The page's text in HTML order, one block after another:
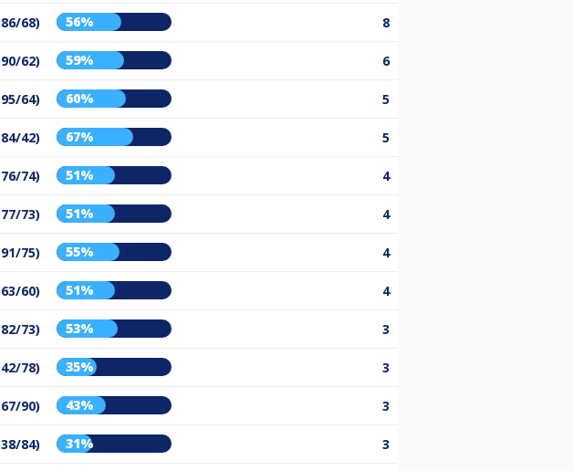
68) 56% 8
62) 59% 6
64) 60% 5
42) 67% 5
74) 51% 4
73) 51% 4
75) 55% 4
60) 51% 4
73) 53% 3
78) 35% 3
90) 43% 3
84) 31% 3